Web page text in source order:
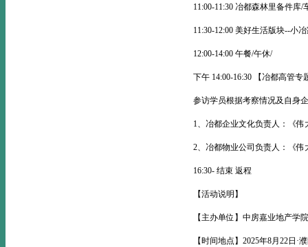
11:00-11:30 冶都森林里备件库/
11:30-12:00 美好生活版块--小
12:00-14:00 午餐/午休/
下午 14:00-16:30 【冶都高管专
参访学员根据考察情况及自身
1、冶都企业文化负责人：《
2、冶都物业公司负责人：《
16:30- 结束 返程
【活动说明】
【主办单位】中房嘉业地产学
【时间地点】2025年8月22日·